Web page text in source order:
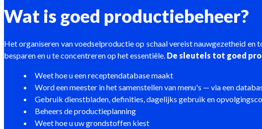
Wat is goed productiebeheer?
Het organiseren van voedselproductie op schaal vereist nauwgezetheid
besparen en u te concentreren op het essentiële. De sleutels tot goed
Weet hoe u een receptendatabase maakt
Word een meester in het samenstellen van menu's — via een
Gebruik dienstbladen, definities, dagelijks gebruik en
Beheers de productieplanning
Weet hoe u uw grondstoffen kiest